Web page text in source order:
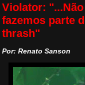
Violator:
fazemos parte
thrash"
Por: Renato Sanson